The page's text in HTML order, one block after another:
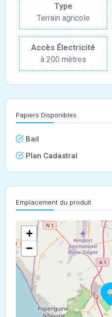
Type
Terrain agricole
Accès Électricité
à 200 mètres
Papiers Disponibles
Bail
Plan Cadastral
Emplacement du produit
+
−